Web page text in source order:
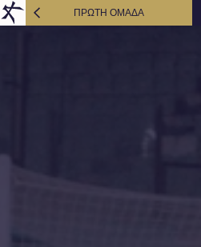
ΠΡΩΤΗ ΟΜΑΔΑ